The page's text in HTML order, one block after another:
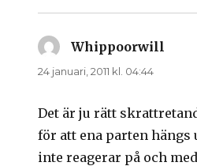
Whippoorwill
24 januari, 2011 kl. 04:44
Det är ju rätt
för att ena parten
inte reagerar på och